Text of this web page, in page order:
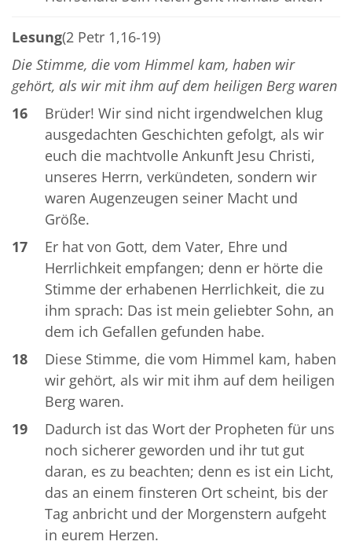
Lesung(2 Petr 1,16-19)
Die Stimme, die vom Himmel kam, haben wir
gehört, als wir mit ihm auf dem heiligen Berg waren
16
Brüder! Wir sind nicht irgendwelchen klug
ausgedachten Geschichten gefolgt, als wir
euch die machtvolle Ankunft Jesu Christi,
unseres Herrn, verkündeten, sondern wir
waren Augenzeugen seiner Macht und
Größe.
17
Er hat von Gott, dem Vater, Ehre und
Herrlichkeit empfangen; denn er hörte die
Stimme der erhabenen Herrlichkeit, die zu
ihm sprach: Das ist mein geliebter Sohn, an
dem ich Gefallen gefunden habe.
18
Diese Stimme, die vom Himmel kam, haben
wir gehört, als wir mit ihm auf dem heiligen
Berg waren.
19
Dadurch ist das Wort der Propheten für uns
noch sicherer geworden und ihr tut gut
daran, es zu beachten; denn es ist ein Licht,
das an einem finsteren Ort scheint, bis der
Tag anbricht und der Morgenstern aufgeht
in eurem Herzen.